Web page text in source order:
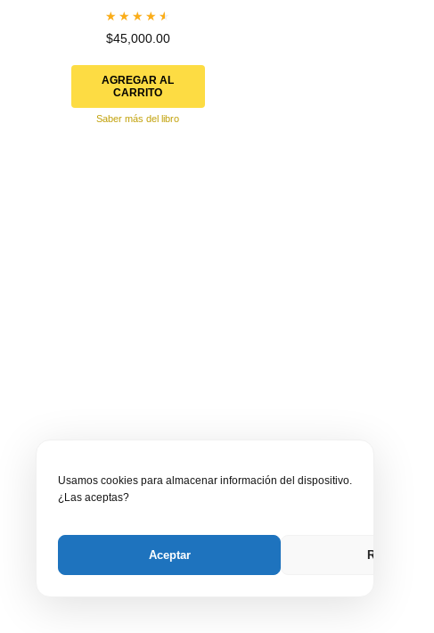
Usamos cookies para almacenar información del dispositivo.
¿Las aceptas?
Aceptar Rechazar
Valorado
4.50
de 5
$45,000.00
AGREGAR AL
CARRITO
Saber más del libro